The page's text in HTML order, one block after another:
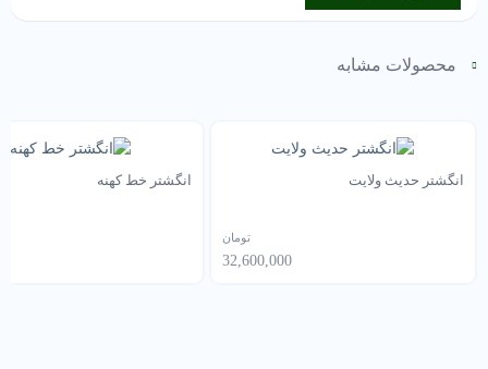
محصولات مشابه
انگشتر حدیث ولایت
32,600,000
تومان
انگشتر خط کهنه